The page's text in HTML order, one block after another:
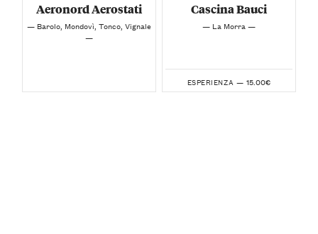
Aeronord Aerostati
— Barolo, Mondovì, Tonco, Vignale
—
Cascina Bauci
— La Morra —
ESPERIENZA — 15.00€